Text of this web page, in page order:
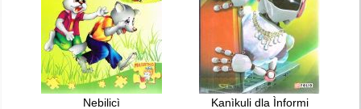
Nebilicì Kanìkuli dla Ìnformi